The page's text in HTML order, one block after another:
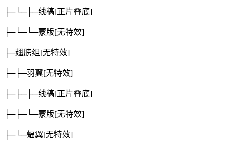
├─└─├─线稿[正片叠底]
├─└─└─蒙版[无特效]
├─翅膀组 [无特效]
├─├─羽翼[无特效]
├─├─├─线稿[正片叠底]
├─├─└─蒙版[无特效]
├─└─蝠翼[无特效]